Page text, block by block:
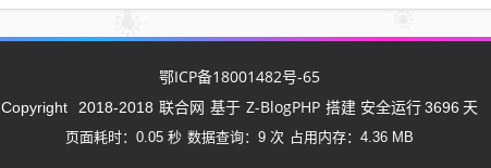
鄂ICP备18001482号-65
Copyright 2018-2018 联合网 基于 Z-BlogPHP 搭建 安全运行3696 天
页面耗时：0.05 秒 数据查询：9 次 占用内存：4.36 MB